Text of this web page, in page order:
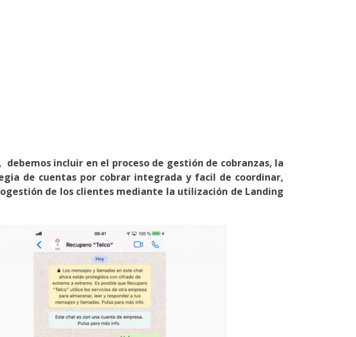
incluir en el proceso de gestión de cobranzas, la
de cuentas por cobrar integrada y facil de coordinar,
de los clientes mediante la utilización de Landing